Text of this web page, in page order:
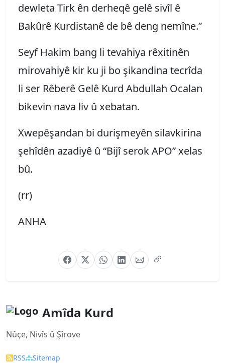
dewleta Tirk ên derheqê gelê sivîl ê
Bakûrê Kurdistanê de bê deng nemîne.”
Seyf Hakim bang li tevahiya rêxitinên
mirovahiyê kir ku ji bo şikandina tecrîda
li ser Rêberê Gelê Kurd Abdullah Ocalan
bikevin nava liv û xebatan.
Xwepêşandan bi durişmeyên silavkirina
şehîdên azadiyê û “Bijî serok APO” xelas
bû.
(rr)
ANHA
Amîda Kurd
Nûçe, Nivîs û Şîrove
RSS Sitemap